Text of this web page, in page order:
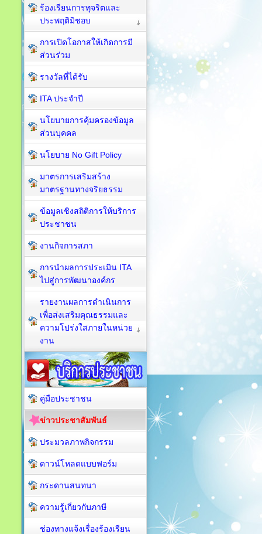
ร้องเรียนการทุจริตและ
ประพฤติมิชอบ
การเปิดโอกาสให้เกิดการมี
ส่วนร่วม
รางวัลที่ได้รับ
ITA ประจำปี
นโยบายการคุ้มครองข้อมูล
ส่วนบุคคล
นโยบาย No Gift Policy
มาตรการเสริมสร้าง
มาตรฐานทางจริยธรรม
ข้อมูลเชิงสถิติการให้บริการ
ประชาชน
งานกิจการสภา
การนำผลการประเมิน ITA
ไปสู่การพัฒนาองค์กร
รายงานผลการดำเนินการ
เพื่อส่งเสริมคุณธรรมและ
ความโปร่งใสภายในหน่วย
งาน
คู่มือประชาชน
ข่าวประชาสัมพันธ์
ประมวลภาพกิจกรรม
ดาวน์โหลดแบบฟอร์ม
กระดานสนทนา
ความรู้เกี่ยวกับภาษี
ช่องทางแจ้งเรื่องร้องเรียน